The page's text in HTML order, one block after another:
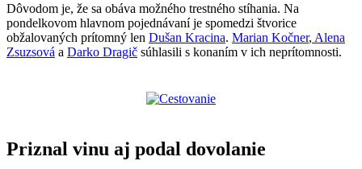
Dôvodom je, že sa obáva možného trestného stíhania. Na
pondelkovom hlavnom pojednávaní je spomedzi štvorice
obžalovaných prítomný len Dušan Kracina. Marian Kočner, Alena
Zsuzsová a Darko Dragič súhlasili s konaním v ich neprítomnosti.
Priznal vinu aj podal dovolanie